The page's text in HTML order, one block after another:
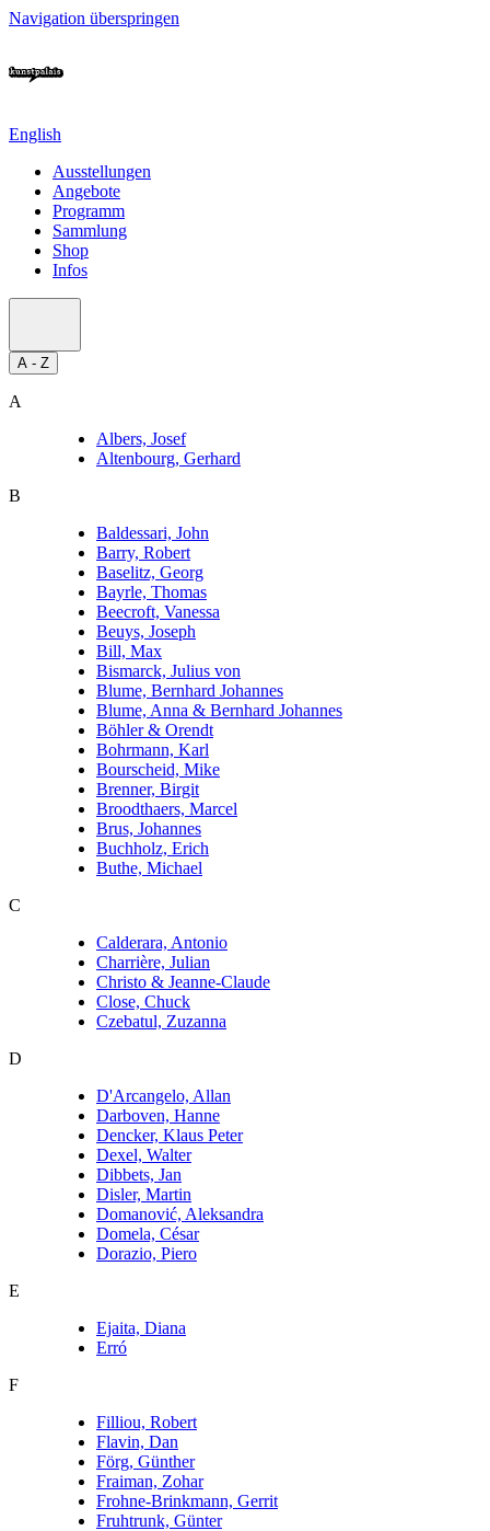
Navigation überspringen
English
Ausstellungen
Angebote
Programm
Sammlung
Shop
Infos
A - Z
A
Albers, Josef
Altenbourg, Gerhard
B
Baldessari, John
Barry, Robert
Baselitz, Georg
Bayrle, Thomas
Beecroft, Vanessa
Beuys, Joseph
Bill, Max
Bismarck, Julius von
Blume, Bernhard Johannes
Blume, Anna & Bernhard Johannes
Böhler & Orendt
Bohrmann, Karl
Bourscheid, Mike
Brenner, Birgit
Broodthaers, Marcel
Brus, Johannes
Buchholz, Erich
Buthe, Michael
C
Calderara, Antonio
Charrière, Julian
Christo & Jeanne-Claude
Close, Chuck
Czebatul, Zuzanna
D
D'Arcangelo, Allan
Darboven, Hanne
Dencker, Klaus Peter
Dexel, Walter
Dibbets, Jan
Disler, Martin
Domanović, Aleksandra
Domela, César
Dorazio, Piero
E
Ejaita, Diana
Erró
F
Filliou, Robert
Flavin, Dan
Förg, Günther
Fraiman, Zohar
Frohne-Brinkmann, Gerrit
Fruhtrunk, Günter